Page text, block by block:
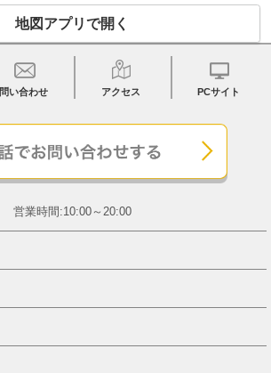
地図アプリで開く
問い合わせ アクセス PCサイト
営業時間:10:00～20:00